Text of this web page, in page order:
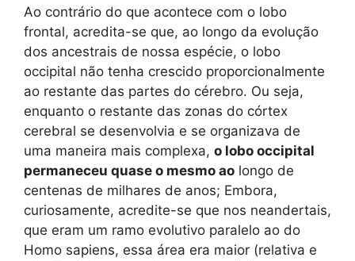
Ao contrário do que acontece com o lobo
frontal, acredita-se que, ao longo da evolução
dos ancestrais de nossa espécie, o lobo
occipital não tenha crescido proporcionalmente
ao restante das partes do cérebro. Ou seja,
enquanto o restante das zonas do córtex
cerebral se desenvolvia e se organizava de
uma maneira mais complexa, o lobo occipital
permaneceu quase o mesmo ao longo de
centenas de milhares de anos; Embora,
curiosamente, acredite-se que nos neandertais,
que eram um ramo evolutivo paralelo ao do
Homo sapiens, essa área era maior (relativa e